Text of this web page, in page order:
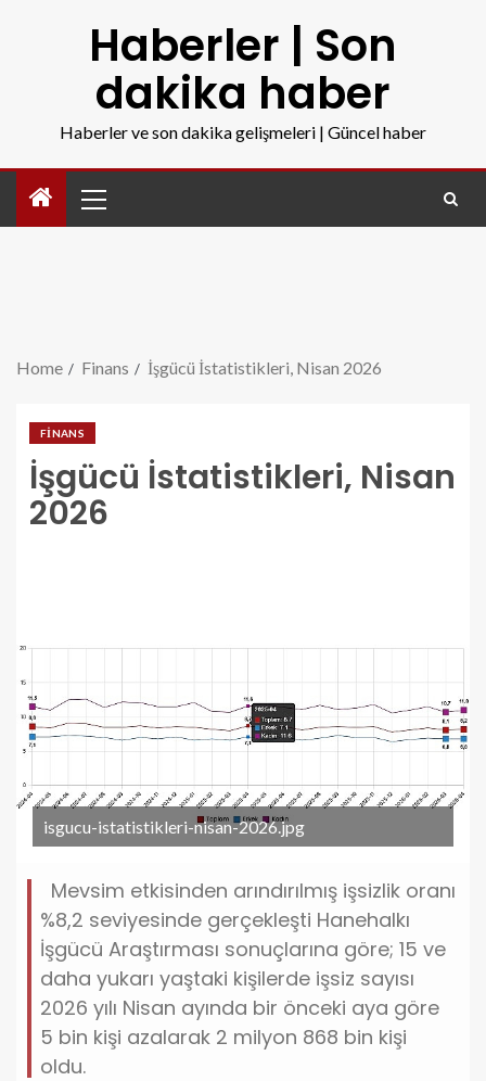
Haberler | Son
dakika haber
Haberler ve son dakika gelişmeleri | Güncel haber
Home Finans İşgücü İstatistikleri, Nisan 2026
FINANS
İşgücü İstatistikleri, Nisan
2026
isgucu-istatistikleri-nisan-2026.jpg
Mevsim etkisinden arındırılmış işsizlik oranı
%8,2 seviyesinde gerçekleşti Hanehalkı
İşgücü Araştırması sonuçlarına göre; 15 ve
daha yukarı yaştaki kişilerde işsiz sayısı
2026 yılı Nisan ayında bir önceki aya göre
5 bin kişi azalarak 2 milyon 868 bin kişi
oldu.